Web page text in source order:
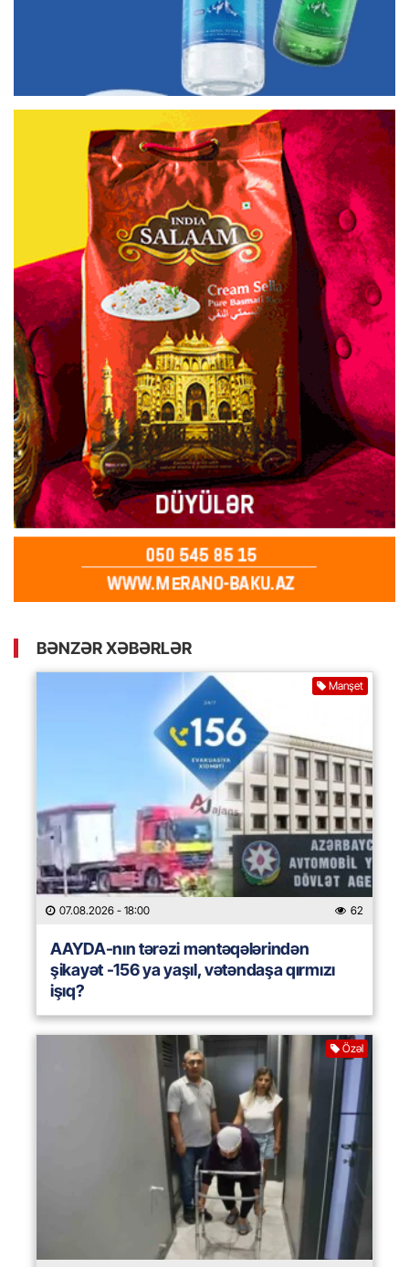
BƏNZƏR XƏBƏRLƏR
Manşet
07.08.2026 - 18:00 62
AAYDA-nın tərəzi məntəqələrindən
şikayət -156 ya yaşıl, vətəndaşa qırmızı
işıq?
Özəl